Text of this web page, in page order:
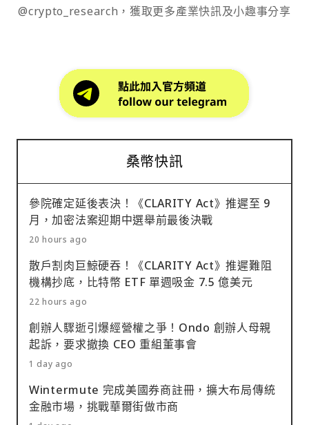
@crypto_research，獲取更多產業快訊及小趣事分享
桑幣快訊
參院確定延後表決！《CLARITY Act》推遲至 9
月，加密法案迎期中選舉前最後決戰
20 hours ago
散戶割肉巨鯨硬吞！《CLARITY Act》推遲難阻
機構抄底，比特幣 ETF 單週吸金 7.5 億美元
22 hours ago
創辦人驟逝引爆經營權之爭！Ondo 創辦人母親
起訴，要求撤換 CEO 重組董事會
1 day ago
Wintermute 完成美國券商註冊，擴大布局傳統
金融市場，挑戰華爾街做市商